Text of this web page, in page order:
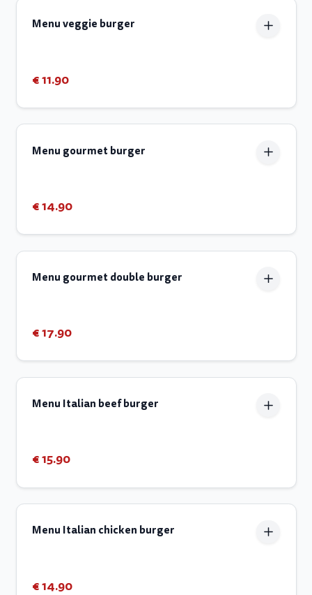
Menu veggie burger
€ 11.90
Menu gourmet burger
€ 14.90
Menu gourmet double burger
€ 17.90
Menu Italian beef burger
€ 15.90
Menu Italian chicken burger
€ 14.90